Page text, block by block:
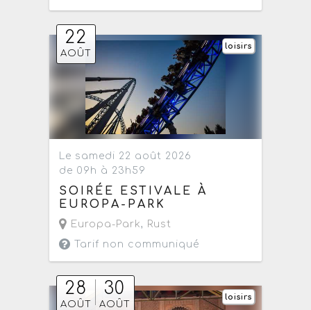
22
AOÛT
loisirs
Le samedi 22 août 2026
de 09h à 23h59
SOIRÉE ESTIVALE À
EUROPA-PARK
Europa-Park, Rust
Tarif non communiqué
28
AOÛT
30
AOÛT
loisirs